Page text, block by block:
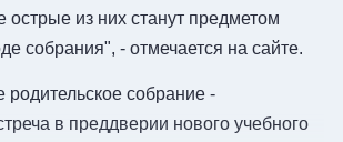
острые из них станут предметом
собрания", - отмечается на сайте.
собрание -
в преддверии нового учебного